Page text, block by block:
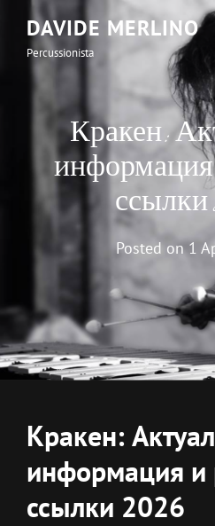
DAVIDE MERLINO
Percussionista
Кракен:
Posted on 1
Кракен:
информация и
ссылки 2026